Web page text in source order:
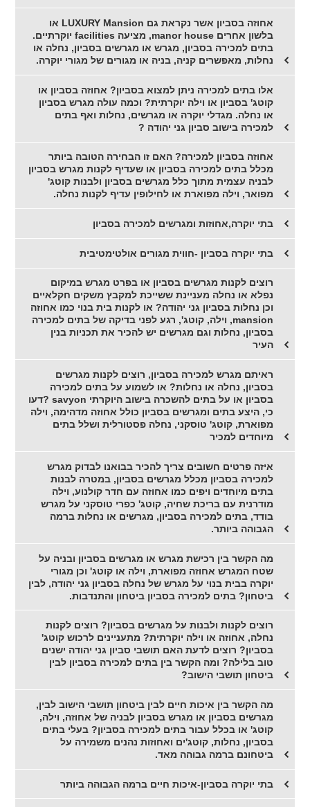
אחוזה בסביון אשר נקראת גם LUXURY Mansion או
בלשון אחרים manor house, מציעה facilities יוקרתיים.
בתים למכירה בסביון, מגרש או מגרשים בסביון, נחלה או
נחלות, מאפשרים קניה, בניה או מגורים של מגורי יוקרה.
אלו בתים למכירה ניתן למצוא בסביון? אחוזה בסביון או
קוטג' בסביון או וילה יוקרתית? וכמה עולה מגרש בסביון
או נחלה. מגדלי יוקרה או מגרשים, נחלות ואף בתים
למכירה בישוב סביון גני יהודה ?
אחוזה בסביון למכירה? האם זו הבחירה הטובה ביותר
מכלל בתים למכירה בסביון או שעדיף לקנות מגרש בסביון
לבניה עצמית מתוך כלל מגרשים בסביון ולבנות קוטג'
מפואר, וילה מפוארת או לחילופין עדיף לקנות נחלה.
בתי יוקרה,אחוזות ומגרשים למכירה בסביון
בתי יוקרה בסביון -חווית מגורים אולטימטיבית
רוצים לקנות מגרשים בסביון או בפרט מגרש במיקום
נפלא או נחלה מעניינת ששייכת למקבץ משקים חקלאיים
וכן נחלות בסביון גני יהודה? או לקנות בית בנוי כמו אחוזה
mansion, וילה, קוטג', רגע לפני בדיקה של בתים למכירה
בסביון, נחלות וגם מגרשים יש להכיר את תכניות בנין
העיר
ראיתם מגרש למכירה בסביון, רוצים לקנות מגרשים
בסביון, נחלה או נחלות? או לשמוע על בתים למכירה
בסביון או על בתים להשכרה בישוב היוקרתי savyon ?דעו
כי, היצע בתים ומגרשים בסביון כולל אחוזה מדהימה, וילה
מפוארת, קוטג' טוסקני, נחלה פסטורלית ושלל בתים
מיוחדים למכיר
איזה פרטים חשובים צריך להכיר בבואנו לבדוק מגרש
למכירה בסביון מכלל מגרשים בסביון, במטרה לבנות
בתים מיוחדים ויפים כמו אחוזה עם חדר קולנוע, וילה
מודרנית עם בריכת שחיה, קוטג' כפרי טוסקני על מגרש
בודד, בתים למכירה בסביון, מגרשים או נחלות ברמה
הגבוהה ביותר.
מה הקשר בין רכישת מגרש או מגרשים בסביון ובניה על
שטח המגרש אחוזה מפוארת, וילה או קוטג' וכן מגורי
יוקרה בבית בנוי על מגרש של נחלה בסביון גני יהודה, לבין
ביטחון? בתים למכירה בסביון ביטחון והתנדבות.
רוצים לקנות ולבנות על מגרשים בסביון? רוצים לקנות
נחלה, אחוזה או וילה יוקרתית? מתעניינים לרכוש קוטג'
בסביון? רוצים לדעת האם תושבי סביון גני יהודה ישנים
טוב בלילה? ומה הקשר בין בתים למכירה בסביון לבין
ביטחון תושבי הישוב?
מה הקשר בין איכות חיים לבין ביטחון תושבי הישוב לבין,
מגרשים בסביון או מגרש בסביון לבניה של אחוזה, וילה,
קוטג' או בכלל עבור בתים למכירה בסביון? בעלי בתים
בסביון, נחלות, קוטג'ים ואחוזות נהנים משמירה על
ביטחונם ברמה גבוהה מאד.
בתי יוקרה בסביון-איכות חיים ברמה הגבוהה ביותר